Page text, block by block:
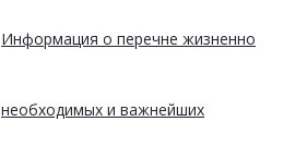
Информация о перечне жизненно
необходимых и важнейших